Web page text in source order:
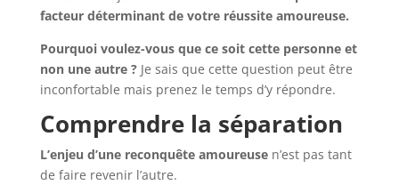
facteur déterminant de votre réussite amoureuse.
Pourquoi voulez-vous que ce soit cette personne et
non une autre ?Je sais que cette question peut être
inconfortable mais prenez le temps d’y répondre.
Comprendre la séparation
L’enjeu d’une reconquête amoureusen’est pas tant
de faire revenir l’autre.